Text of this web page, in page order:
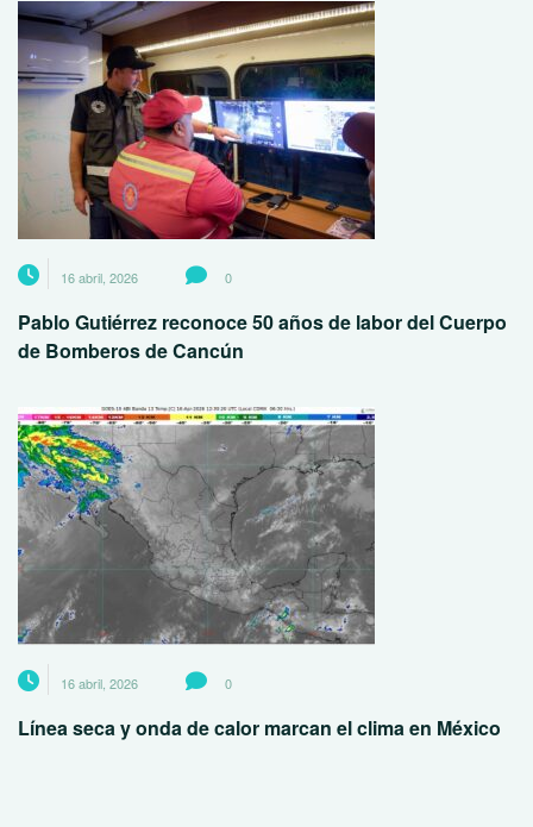
16 abril, 2026 0
Pablo Gutiérrez reconoce 50 años de labor del Cuerpo
de Bomberos de Cancún
16 abril, 2026 0
Línea seca y onda de calor marcan el clima en México